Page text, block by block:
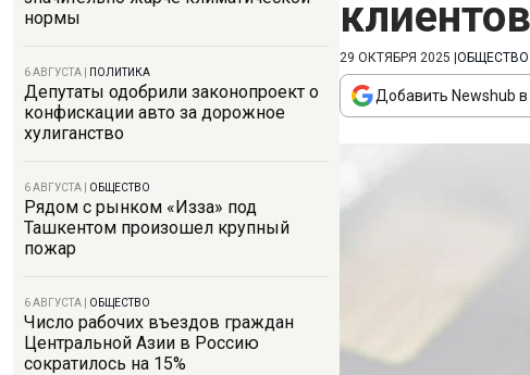
нормы
6 АВГУСТА ПОЛИТИКА
Депутаты одобрили законопроект о
конфискации авто за дорожное
хулиганство
6 АВГУСТА ОБЩЕСТВО
Рядом с рынком «Изза» под
Ташкентом произошел крупный
пожар
6 АВГУСТА ОБЩЕСТВО
Число рабочих въездов граждан
Центральной Азии в Россию
сократилось на 15%
клиентов
29 ОКТЯБРЯ 2025 ОБЩЕСТВО
Добавить Newshub в